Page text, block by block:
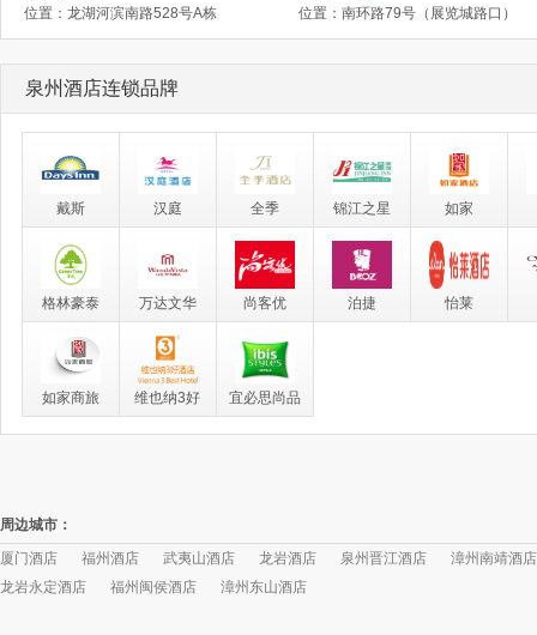
位置：龙湖河滨南路528号A栋 位置：南环路79号（展览城路口）
泉州酒店连锁品牌
戴斯 汉庭 全季 锦江之星 如家
格林豪泰 万达文华 尚客优 泊捷 怡莱
如家商旅 维也纳3好 宜必思尚品
周边城市：
厦门酒店
福州酒店 武夷山酒店 龙岩酒店 泉州晋江酒店
漳州南靖酒店
龙岩永定酒店
福州闽侯酒店 漳州东山酒店